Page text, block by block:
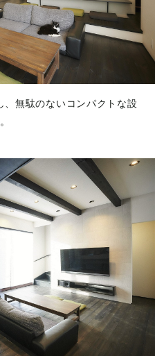
無駄のないコンパクトな設